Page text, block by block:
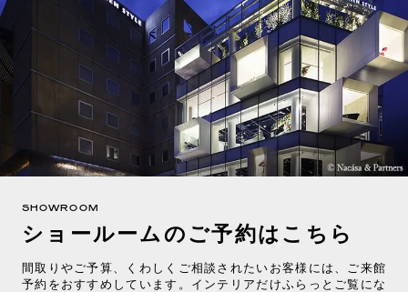
SHOWROOM
ショールームのご予約はこちら
間取りやご予算、くわしくご相談されたいお客様には、ご来館
予約をおすすめしています。インテリアだけふらっとご覧にな